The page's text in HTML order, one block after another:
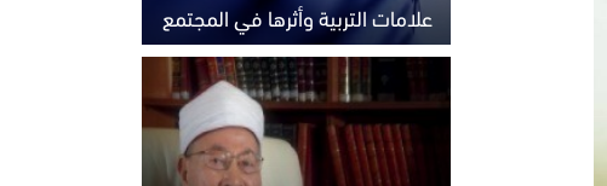
علامات التربية وأثرها في المجتمع
الثلاثاء 4 أغسطس 2026 12:50 م